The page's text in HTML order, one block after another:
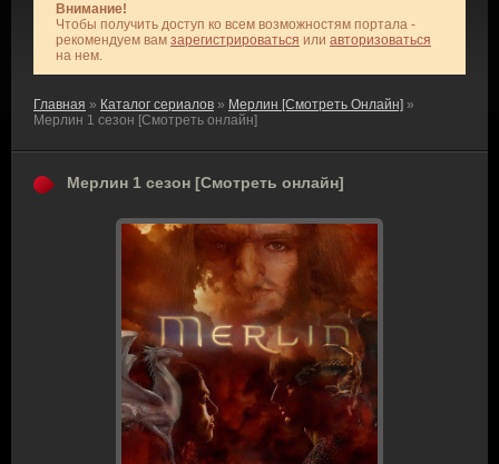
Внимание!
Чтобы получить доступ ко всем возможностям портала -
рекомендуем вам зарегистрироваться или авторизоваться
на нем.
Главная » Каталог сериалов » Мерлин [Смотреть Онлайн] »
Мерлин 1 сезон [Смотреть онлайн]
Мерлин 1 сезон [Смотреть онлайн]